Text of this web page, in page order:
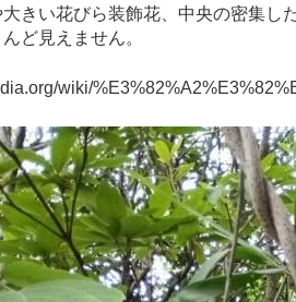
きい花びら装飾花、中央の密集し
ど見えません。
wiki/